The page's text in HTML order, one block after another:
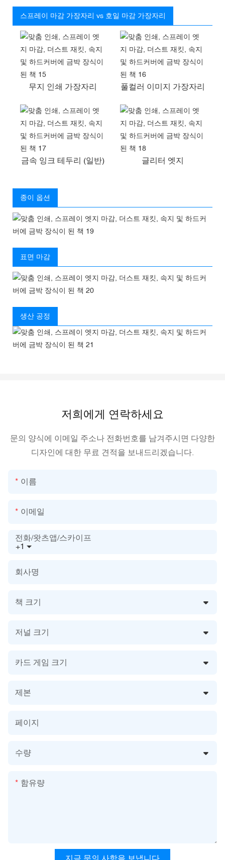
스프레이 마감 가장자리 vs 호일 마감 가장자리
무지 인쇄 가장자리 풀컬러 이미지 가장자리
금속 잉크 테두리 (일반) 글리터 엣지
종이 옵션
표면 마감
생산 공정
저희에게 연락하세요
문의 양식에 이메일 주소나 전화번호를 남겨주시면 다양한
디자인에 대한 무료 견적을 보내드리겠습니다.
이름
이메일
+1
전화/왓츠앱/스카이프
회사명
책 크기
저널 크기
카드 게임 크기
제본
페이지
수량
함유량
지금 문의 사항을 보냅니다